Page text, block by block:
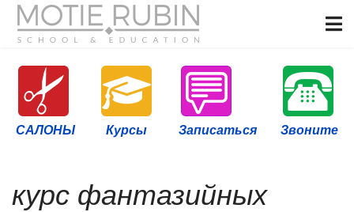
САЛОНЫ Курсы Записаться Звоните
курс фантазийных